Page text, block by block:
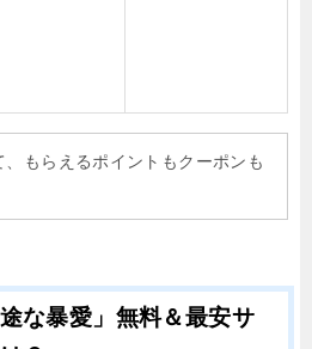
、もらえるポイントもクーポンも
な暴愛」無料＆最安サ